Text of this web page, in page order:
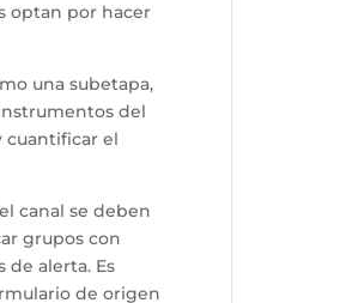
optan por hacer
una subetapa,
del
cuantificar el
canal se deben
grupos con
alerta. Es
de origen